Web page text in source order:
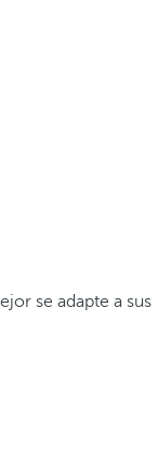
se adapte a sus